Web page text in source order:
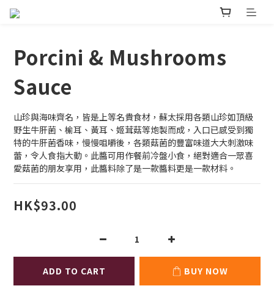
Porcini & Mushrooms
Sauce
山珍與海味齊名，皆是上等名貴食材，蘇太採用各類山珍如頂級
野生牛肝菌、榆耳、黃耳、姬茸菇等炮製而成，入口已感受到獨
特的牛肝菌香味，慢慢咀嚼後，各類菇菌的豐富味道大大刺激味
蕾，令人食指大動。此醬可用作餐前冷盤小食，絕對適合一眾喜
愛菇菌的朋友享用，此醬料除了是一款醬料更是一款材料。
HK$93.00
ADD TO CART BUY NOW